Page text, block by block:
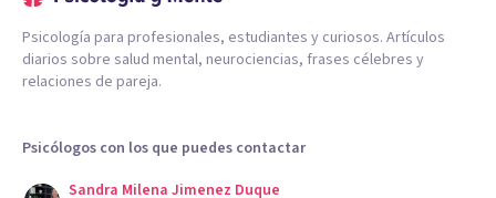
Psicología para profesionales, estudiantes y curiosos. Artículos
diarios sobre salud mental, neurociencias, frases célebres y
relaciones de pareja.
Psicólogos con los que puedes contactar
Sandra Milena Jimenez Duque